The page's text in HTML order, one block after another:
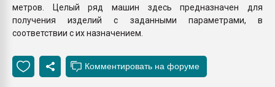
метров. Целый ряд машин здесь предназначен для
получения изделий с заданными параметрами, в
соответствии с их назначением.